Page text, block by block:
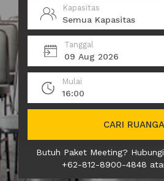
Kapasitas
Semua Kapasitas
Tanggal
09 Aug 2026
Mulai
16:00
CARI
Butuh Paket Meeting?
+62-812-8900-4848